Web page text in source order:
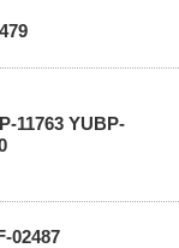
11763 YUBP-
02487